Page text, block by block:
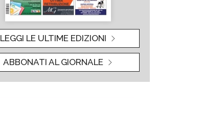
LEGGI LE ULTIME EDIZIONI
ABBONATI AL GIORNALE